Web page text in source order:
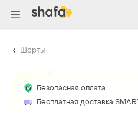
Шорты
Безопасная оплата
Бесплатная доставка